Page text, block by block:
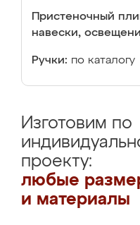
Пристеночный
навески,
Ручки: по каталогу
Изготовим по
проекту:
любые
и материалы